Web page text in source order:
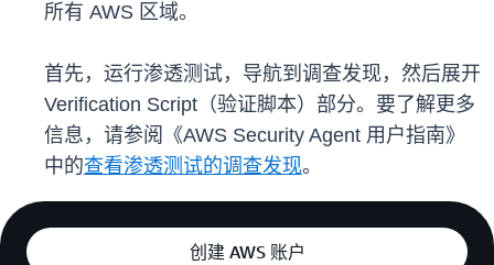
所有 AWS 区域。
首先，运行渗透测试，导航到调查发现，然后展开
Verification Script（验证脚本）部分。要了解更多
信息，请参阅《AWS Security Agent 用户指南》
中的查看渗透测试的调查发现。
创建 AWS 账户